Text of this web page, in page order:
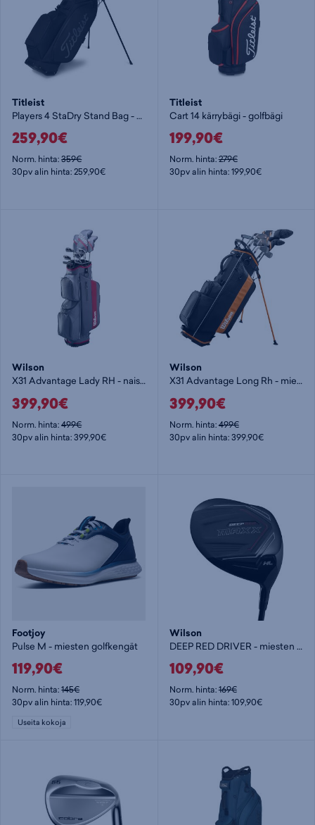
Titleist
Players 4 StaDry Stand Bag - golfbägi
259,90€
Norm. hinta:359€
30pv alin hinta: 259,90€
Titleist
Cart 14 kärrybägi - golfbägi
199,90€
Norm. hinta:279€
30pv alin hinta: 199,90€
Wilson
X31 Advantage Lady RH - naisten golfsetti
399,90€
Norm. hinta:499€
30pv alin hinta: 399,90€
Wilson
X31 Advantage Long Rh - miesten golfsetti
399,90€
Norm. hinta:499€
30pv alin hinta: 399,90€
Footjoy
Pulse M - miesten golfkengät
119,90€
Norm. hinta:145€
30pv alin hinta: 119,90€
Useita kokoja
Wilson
DEEP RED DRIVER - miesten driverit
109,90€
Norm. hinta:169€
30pv alin hinta: 109,90€